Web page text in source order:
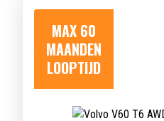
MAX 60
MAANDEN
LOOPTIJD